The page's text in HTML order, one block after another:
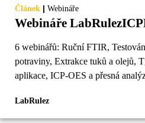
Článek | Webináře
Webináře
6 webinářů: Ruční FTIR,
potraviny, Extrakce tuků a olejů,
aplikace, ICP-OES a přesná
LabRulez